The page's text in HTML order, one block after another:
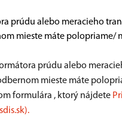
prúdu alebo meracieho
mieste máte polopriame/
prúdu alebo
mieste máte
formulára , ktorý nájdete